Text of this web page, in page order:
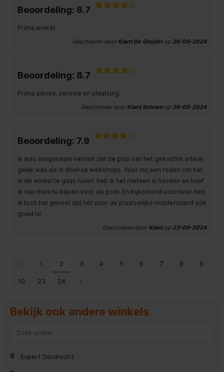
Beoordeling: 8.7
Prima winkel
Geschreven door Klant De Gruijterop 26-08-2024
Beoordeling: 8.7
Prima advies, service en plaatsing.
Geschreven door Klant Schramop 26-08-2024
Beoordeling: 7.9
Ik was aangenaam verrast dat de prijs van het gekochte artikel
gelijk was als in diverse webshops. Voor mij een reden om het
in de winkel te gaan halen; heb ik het meteen in handen en hoef
ik niet thuis te blijven voor de post. En bijkomend voordeel: heb
ik toch het gevoel dat het voor de plaatselijke middenstand ook
goed is!
Geschreven door Klantop 23-08-2024
‹ 1 2 3 4 5 6 7 8 9
10 23 24 ›
Bekijk ook andere winkels
Expert Dordrecht